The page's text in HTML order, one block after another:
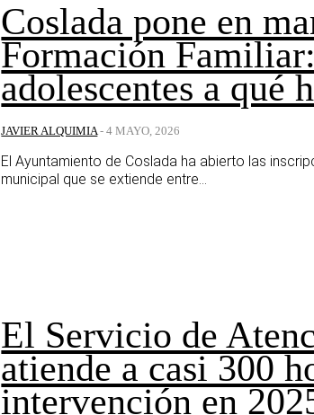
Coslada pone en
Formación
adolescentes a qué
JAVIER ALQUIMIA - 4 MAYO, 2026
El Ayuntamiento de Coslada ha abierto las
municipal que se extiende entre...
El Servicio de
atiende a casi 300
intervención en